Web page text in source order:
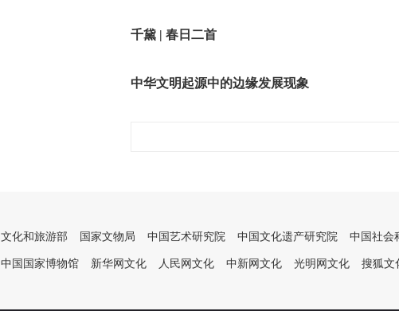
千黛 | 春日二首
中华文明起源中的边缘发展现象
文化和旅游部 国家文物局 中国艺术研究院 中国文化遗产研究院 中国社会
中国国家博物馆 新华网文化 人民网文化 中新网文化 光明网文化 搜狐文